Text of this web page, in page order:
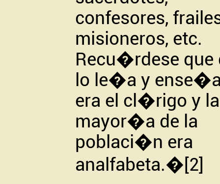
confesores,
misioneros, etc.
Recu�rdese que
lo le�a y
era el cl�rigo y la
mayor�a de la
poblaci�n era
analfabeta.�[2]